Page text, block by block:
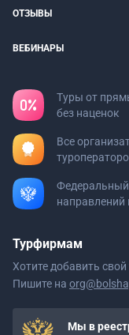
ОТЗЫВЫ
ВЕБИНАРЫ
Туры от
без наценок
Все
Федеральный
направлений
Турфирмам
Хотите добавить свой
Пишите на
Мы в